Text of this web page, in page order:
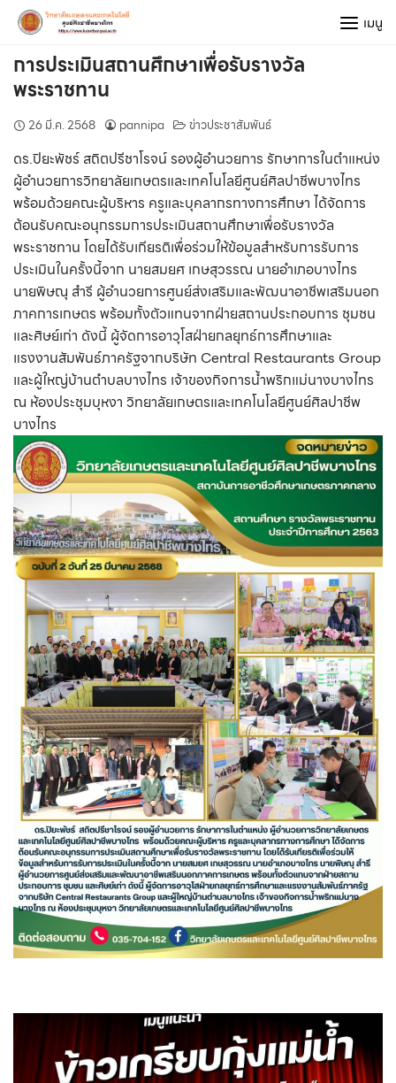
Skip
content
เมนู
การประเมินสถานศึกษาเพื่อรับรางวัล
พระราชทาน
26 มี.ค. 2568 pannipa ข่าวประชาสัมพันธ์
ดร.ปิยะพัชร์ สถิตปรีชาโรจน์ รองผู้อำนวยการ รักษาการในตำแหน่ง
ผู้อำนวยการวิทยาลัยเกษตรและเทคโนโลยีศูนย์ศิลปาชีพบางไทร
พร้อมด้วยคณะผู้บริหาร ครูและบุคลากรทางการศึกษา ได้จัดการ
ต้อนรับคณะอนุกรรมการประเมินสถานศึกษาเพื่อรับรางวัล
พระราชทาน โดยได้รับเกียรติเพื่อร่วมให้ข้อมูลสำหรับการรับการ
ประเมินในครั้งนี้จาก นายสมยศ เกษสุวรรณ นายอำเภอบางไทร
นายพิษณุ สำรี ผู้อำนวยการศูนย์ส่งเสริมและพัฒนาอาชีพเสริมนอก
ภาคการเกษตร พร้อมทั้งตัวแทนจากฝ่ายสถานประกอบการ ชุมชน
และศิษย์เก่า ดังนี้ ผู้จัดการอาวุโสฝ่ายกลยุทธ์การศึกษาและ
แรงงานสัมพันธ์ภาครัฐจากบริษัท Central Restaurants Group
และผู้ใหญ่บ้านตำบลบางไทร เจ้าของกิจการน้ำพริกแม่นางบางไทร
ณ ห้องประชุมบุหงา วิทยาลัยเกษตรและเทคโนโลยีศูนย์ศิลปาชีพ
บางไทร